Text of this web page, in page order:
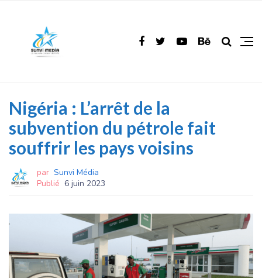
Nigéria : L’arrêt de la
subvention du pétrole fait
souffrir les pays voisins
par Sunvi Média
Publié 6 juin 2023